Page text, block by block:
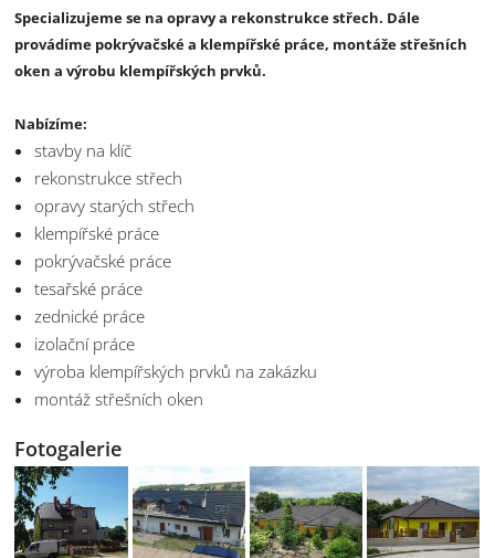
Specializujeme se na opravy a rekonstrukce střech. Dále
provádíme pokrývačské a klempířské práce, montáže střešních
oken a výrobu klempířských prvků.
Nabízíme:
stavby na klíč
rekonstrukce střech
opravy starých střech
klempířské práce
pokrývačské práce
tesařské práce
zednické práce
izolační práce
výroba klempířských prvků na zakázku
montáž střešních oken
Fotogalerie